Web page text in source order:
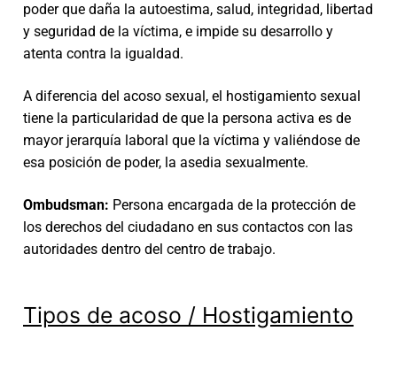
poder que daña la autoestima, salud, integridad, libertad
y seguridad de la víctima, e impide su desarrollo y
atenta contra la igualdad.
A diferencia del acoso sexual, el hostigamiento sexual
tiene la particularidad de que la persona activa es de
mayor jerarquía laboral que la víctima y valiéndose de
esa posición de poder, la asedia sexualmente.
Ombudsman: Persona encargada de la protección de
los derechos del ciudadano en sus contactos con las
autoridades dentro del centro de trabajo.
Tipos de acoso / Hostigamiento